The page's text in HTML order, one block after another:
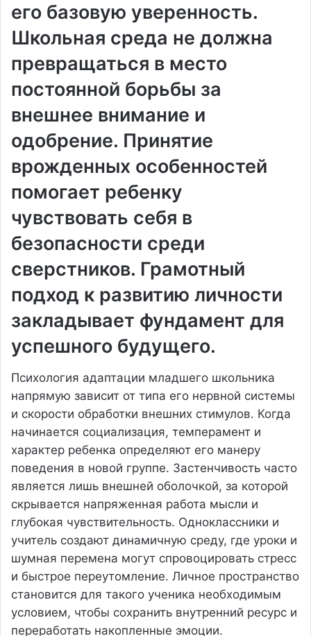
его базовую уверенность.
Школьная среда не должна
превращаться в место
постоянной борьбы за
внешнее внимание и
одобрение. Принятие
врожденных особенностей
помогает ребенку
чувствовать себя в
безопасности среди
сверстников. Грамотный
подход к развитию личности
закладывает фундамент для
успешного будущего.
Психология адаптации младшего школьника
напрямую зависит от типа его нервной системы
и скорости обработки внешних стимулов. Когда
начинается социализация, темперамент и
характер ребенка определяют его манеру
поведения в новой группе. Застенчивость часто
является лишь внешней оболочкой, за которой
скрывается напряженная работа мысли и
глубокая чувствительность. Одноклассники и
учитель создают динамичную среду, где уроки и
шумная перемена могут спровоцировать стресс
и быстрое переутомление. Личное пространство
становится для такого ученика необходимым
условием, чтобы сохранить внутренний ресурс и
переработать накопленные эмоции.